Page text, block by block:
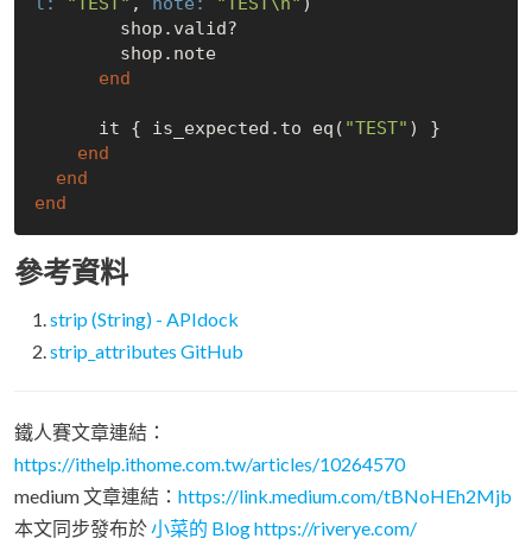
end
      it { is_expected.to eq(
"TEST" ) }
end
end
end
參考資料
strip (String) - APIdock
strip_attributes GitHub
鐵人賽文章連結：
https://ithelp.ithome.com.tw/articles/10264570
medium 文章連結： https://link.medium.com/tBNoHEh2Mjb
本文同步發布於小菜的 Bloghttps://riverye.com/